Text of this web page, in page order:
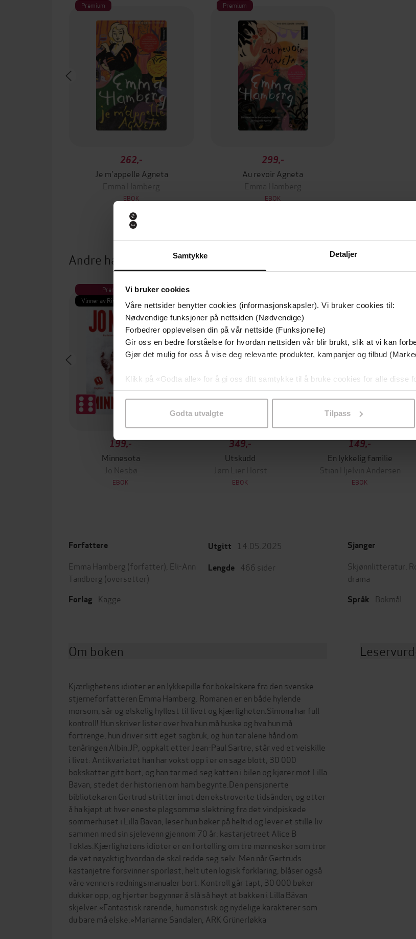
Samtykke Detaljer
Vi bruker cookies
Våre nettsider benytter cookies (informasjonskapsler). Vi bruker cookies til:
Nødvendige funksjoner på nettsiden (Nødvendige)
Forbedrer opplevelsen din på vår nettside (Funksjonelle)
Gir oss en bedre forståelse for hvordan nettsiden vår blir brukt, slik at vi kan
Gjør det mulig for oss å vise deg relevante produkter, kampanjer og tilbud
Klikk på «Godta alle» for å gi oss ditt samtykke til å bruke cookies for alle disse
samtykke til spesifikke formål ved å klikke på «Tilpass». Du kan når som helst
Godta utvalgte Tilpass
Premium
262,-
Je m'appelle Agneta
Emma Hamberg
EBOK
Premium
299,-
Au revoir Agneta
Emma Hamberg
EBOK
Andre har også kjøpt
Premium
Vinner av Rivertonprisen
199,-
Minnesota
Jo Nesbø
EBOK
349,-
Utskudd
Jørn Lier Horst
EBOK
149,-
En lykkelig familie
Stian Hjelvin Andersen
EBOK
Forfattere
Emma Hamberg (forfatter), Eli-Ann
Tandberg (oversetter)
Forlag Kagge
Utgitt 14.05.2025
Lengde 466 sider
Sjanger
Skjønnlitteratur
drama
Språk Bokmål
Om boken
Kjærlighetens idioter er en lykkepille for bokelskere fra den svenske
stjerneforfatteren Emma Hamberg. Romanen er en både hylende
morsom, sår og elskelig hyllest til livet og kjærligheten.Simona har full
kontroll! Hun skriver lister over hva hun må huske og hva hun må
fortrenge, hun driver sitt eget sagbruk, og hun tar alene hånd om
tenåringen Albin.JP, oppkalt etter Jean-Paul Sartre, står ved et veiskille
i livet: Antikvariatet han har vokst opp i er en saga blott, 30 000
bokskatter gitt bort, og han tar med seg katten i bilen og kjører mot Lilla
Bävan, stedet der historien om ham begynte.Den pensjonerte
bibliotekaren Gertrud stritter imot den ekstroverte tidsånden, og etter
å ha kjøpt ut hver eneste plagsomme slektning fra det vindpiskede
sommerhuset i Lilla Bävan, leser hun bøker på heltid og lever et stille liv
sammen med sin sjelevenn gjennom 70 år: kastanjetreet Alice B
Toklas.Kjærlighetens idioter er en fortelling om tre mennesker som tror
de vet nøyaktig hvordan de skal redde seg selv. Men når Gertruds
kastanjetre forsvinner sporløst, helt uten logisk forklaring, blåser også
våre venners redningsmanualer bort. Kontroll går tapt, 30 000 bøker
dukker opp, og hjerter begynner å slå så høyt at bakken i Lilla Bävan
skjelver.«Fantastisk rørende, humoristisk og nydelige karakterer som